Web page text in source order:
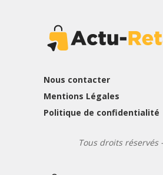
Nous contacter
Mentions Légales
Politique de confidentialité
Tous droits réservés